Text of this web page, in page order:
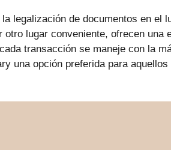
legalización de documentos en el
lugar conveniente, ofrecen una
transacción se maneje con la
una opción preferida para aquellos